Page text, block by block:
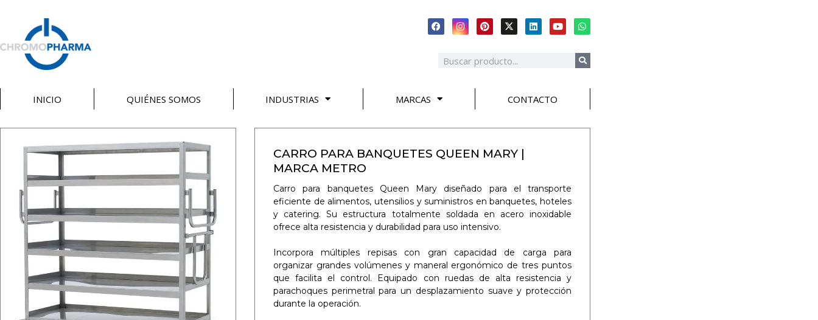
INICIO QUIÉNES SOMOS INDUSTRIAS MARCAS CONTACTO
CARRO PARA BANQUETES QUEEN MARY |
MARCA METRO
Carro para banquetes Queen Mary diseñado para el transporte
eficiente de alimentos, utensilios y suministros en banquetes, hoteles
y catering. Su estructura totalmente soldada en acero inoxidable
ofrece alta resistencia y durabilidad para uso intensivo.
Incorpora múltiples repisas con gran capacidad de carga para
organizar grandes volúmenes y maneral ergonómico de tres puntos
que facilita el control. Equipado con ruedas de alta resistencia y
parachoques perimetral para un desplazamiento suave y protección
durante la operación.